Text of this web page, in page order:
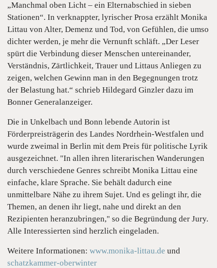
„Manchmal oben Licht – ein Elternabschied in sieben
Stationen“. In verknappter, lyrischer Prosa erzählt Monika
Littau von Alter, Demenz und Tod, von Gefühlen, die umso
dichter werden, je mehr die Vernunft schläft. „Der Leser
spürt die Verbindung dieser Menschen untereinander,
Verständnis, Zärtlichkeit, Trauer und Littaus Anliegen zu
zeigen, welchen Gewinn man in den Begegnungen trotz
der Belastung hat.“ schrieb Hildegard Ginzler dazu im
Bonner Generalanzeiger.
Die in Unkelbach und Bonn lebende Autorin ist
Förderpreisträgerin des Landes Nordrhein-Westfalen und
wurde zweimal in Berlin mit dem Preis für politische Lyrik
ausgezeichnet. "In allen ihren literarischen Wanderungen
durch verschiedene Genres schreibt Monika Littau eine
einfache, klare Sprache. Sie behält dadurch eine
unmittelbare Nähe zu ihrem Sujet. Und es gelingt ihr, die
Themen, an denen ihr liegt, nahe und direkt an den
Rezipienten heranzubringen," so die Begründung der Jury.
Alle Interessierten sind herzlich eingeladen.
Weitere Informationen: www.monika-littau.de und
schatzkammer-oberwinter